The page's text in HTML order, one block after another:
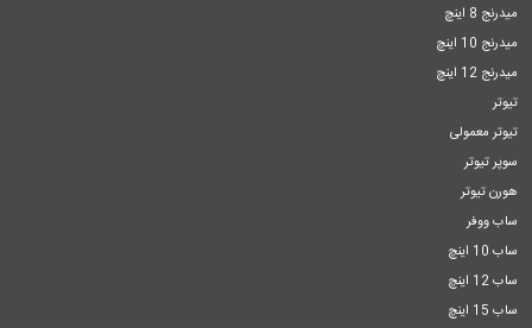
میدرنج 8 اینچ
میدرنج 10 اینچ
میدرنج 12 اینچ
تیوتر
تیوتر معمولی
سوپر تیوتر
هورن تیوتر
ساب ووفر
ساب 10 اینچ
ساب 12 اینچ
ساب 15 اینچ